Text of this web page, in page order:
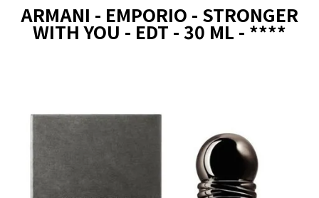
ARMANI - EMPORIO - STRONGER
WITH YOU - EDT - 30 ML - ****